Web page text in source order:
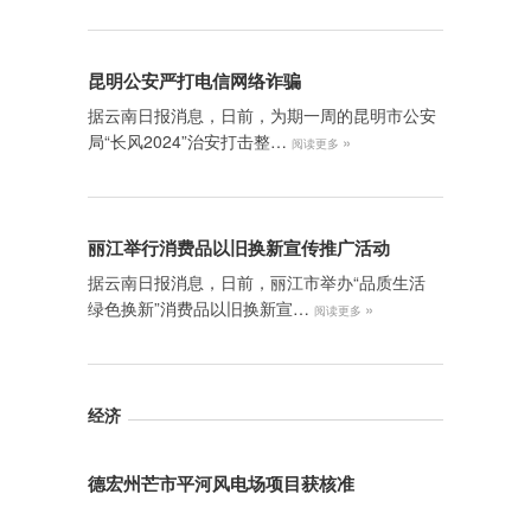
昆明公安严打电信网络诈骗
据云南日报消息，日前，为期一周的昆明市公安
局“长风2024”治安打击整… 阅读更多 »
丽江举行消费品以旧换新宣传推广活动
据云南日报消息，日前，丽江市举办“品质生活
绿色换新”消费品以旧换新宣… 阅读更多 »
经济
德宏州芒市平河风电场项目获核准